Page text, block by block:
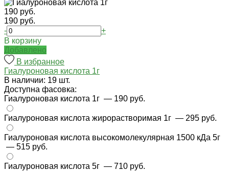
190 руб.
190 руб.
-
+
В корзину
Добавлено
В избранное
Гиалуроновая кислота 1г
В наличии: 19 шт.
Доступна фасовка:
Гиалуроновая кислота 1г — 190 руб.
Гиалуроновая кислота жирорастворимая 1г — 295 руб.
Гиалуроновая кислота высокомолекулярная 1500 кДа 5г
— 515 руб.
Гиалуроновая кислота 5г — 710 руб.